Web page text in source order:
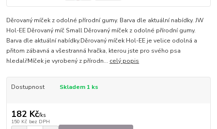
Děrovaný míček z odolné přírodní gumy. Barva dle aktuální nabídky. JW
Hol-EE Děrovaný míč Small Děrovaný míček z odolné přírodní gumy.
Barva dle aktuální nabídky.Děrovaný míček Hol-EE je velice odolná a
přitom zábavná a všestranná hračka, kterou jste pro svého psa
hledali!Míček je vyrobený z přírodn... celý popis
Dostupnost Skladem 1 ks
182 Kč/ks
150 Kč bez DPH